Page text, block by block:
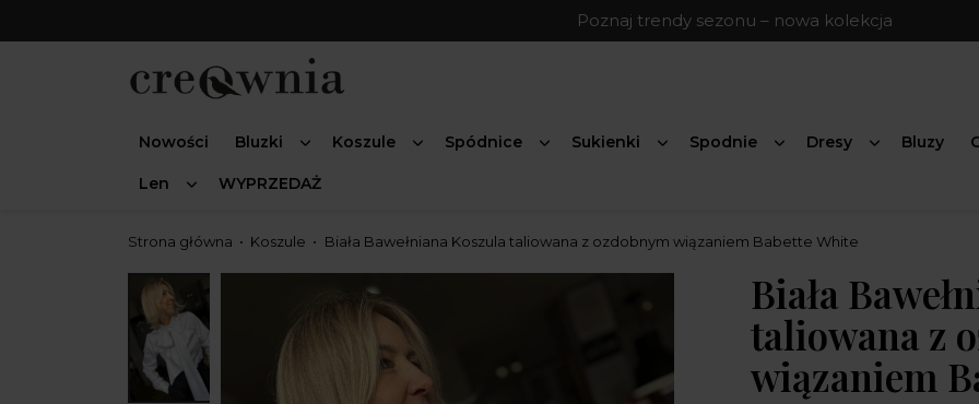
Poznaj trendy sezonu – nowa kolekcja
Nowości Bluzki Koszule Spódnice Sukienki Spodnie Dresy Bluzy
Len WYPRZEDAŻ
Strona główna Koszule Biała Bawełniana Koszula taliowana z ozdobnym wiązaniem Babette White
Biała
taliowana z
wiązaniem